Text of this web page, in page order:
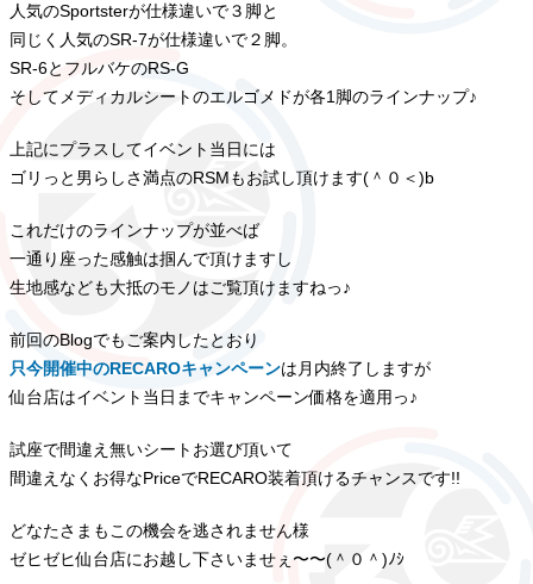
人気のSportsterが仕様違いで３脚と
同じく人気のSR-7が仕様違いで２脚。
SR-6とフルバケのRS-G
そしてメディカルシートのエルゴメドが各1脚のラインナップ♪
上記にプラスしてイベント当日には
ゴリっと男らしさ満点のRSMもお試し頂けます(＾０＜)b
これだけのラインナップが並べば
一通り座った感触は掴んで頂けますし
生地感なども大抵のモノはご覧頂けますねっ♪
前回のBlogでもご案内したとおり
只今開催中のRECAROキャンペーンは月内終了しますが
仙台店はイベント当日までキャンペーン価格を適用っ♪
試座で間違え無いシートお選び頂いて
間違えなくお得なPriceでRECARO装着頂けるチャンスです!!
どなたさまもこの機会を逃されません様
ゼヒゼヒ仙台店にお越し下さいませぇ〜〜(＾０＾)ﾉｼ